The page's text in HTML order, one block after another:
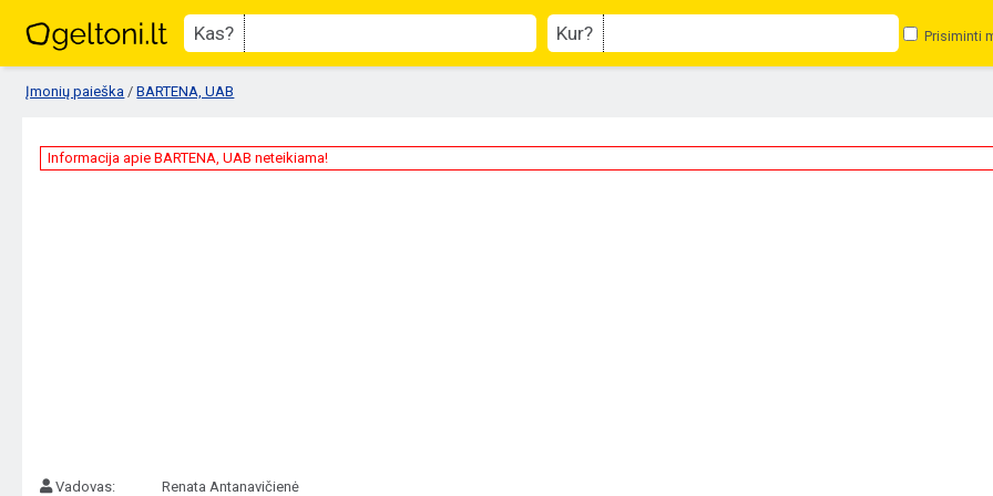
Kas? Kur? Prisiminti
Įmonių paieška /BARTENA, UAB
Informacija apie BARTENA, UAB neteikiama!
Vadovas:
Renata Antanavičienė